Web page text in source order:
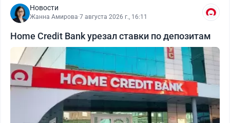
Новости
Жанна Амирова·7 августа 2026 г., 16:11
Home Credit Bank урезал ставки по депозитам